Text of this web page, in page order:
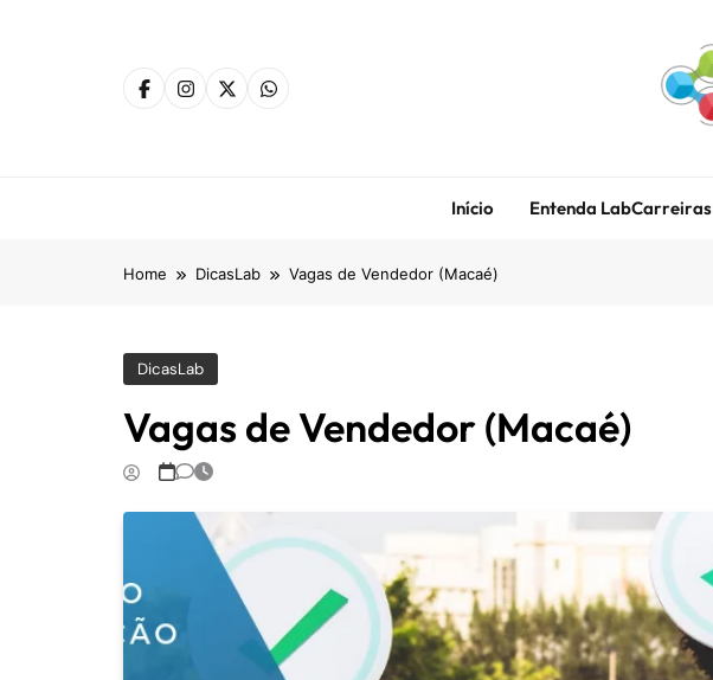
Início Entenda LabCarreiras
Home DicasLab Vagas de Vendedor (Macaé)
DicasLab
Vagas de Vendedor (Macaé)